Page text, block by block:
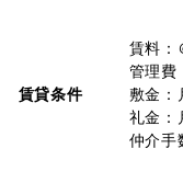
賃貸条件
賃料：
管理費
敷金：
礼金：
仲介手